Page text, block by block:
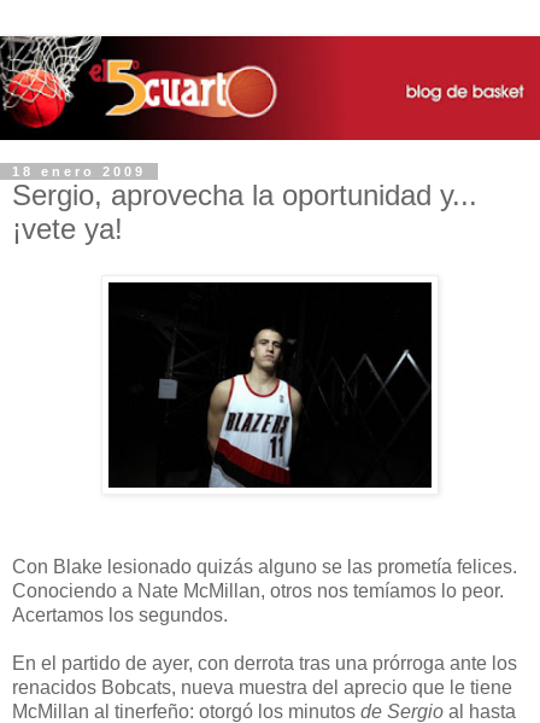
18 enero 2009
Sergio, aprovecha la oportunidad y...
¡vete ya!
Con Blake lesionado quizás alguno se las prometía felices.
Conociendo a Nate McMillan, otros nos temíamos lo peor.
Acertamos los segundos.
En el partido de ayer, con derrota tras una prórroga ante los
renacidos Bobcats, nueva muestra del aprecio que le tiene
McMillan al tinerfeño: otorgó los minutos de Sergio al hasta